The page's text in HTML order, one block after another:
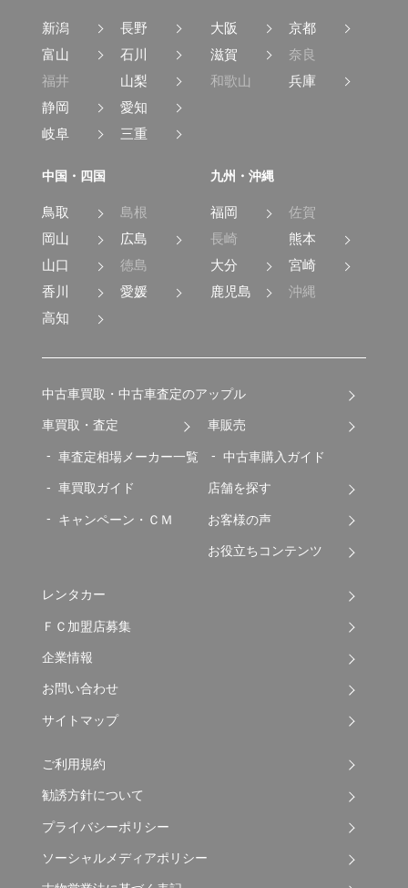
新潟
長野
富山
石川
福井
山梨
静岡
愛知
岐阜
三重
大阪
京都
滋賀
奈良
和歌山
兵庫
中国・四国
鳥取
島根
岡山
広島
山口
徳島
香川
愛媛
高知
九州・沖縄
福岡
佐賀
長崎
熊本
大分
宮崎
鹿児島
沖縄
中古車買取・中古車査定のアップル
車買取・査定
車査定相場メーカー一覧
車買取ガイド
キャンペーン・ＣＭ
車販売
中古車購入ガイド
店舗を探す
お客様の声
お役立ちコンテンツ
レンタカー
ＦＣ加盟店募集
企業情報
お問い合わせ
サイトマップ
ご利用規約
勧誘方針について
プライバシーポリシー
ソーシャルメディアポリシー